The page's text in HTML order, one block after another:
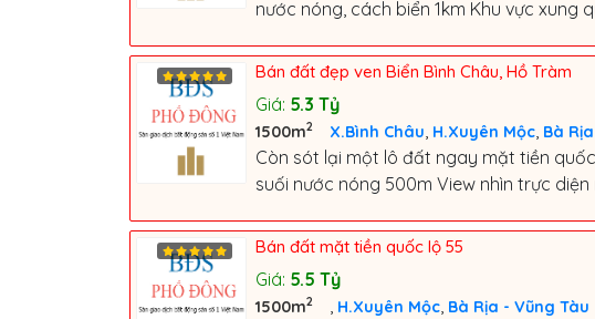
nước nóng, cách biển 1km Khu vực xung
Bán đất đẹp ven Biển Bình Châu, Hồ Tràm
Giá: 5.3 Tỷ
1500m2 X.Bình Châu H.Xuyên Mộc Bà
Còn sót lại một lô đất ngay mặt tiền
suối nước nóng 500m View nhìn trực diện
Bán đất mặt tiền quốc lộ 55
Giá: 5.5 Tỷ
1500m2 H.Xuyên Mộc Bà Rịa - Vũng Tàu